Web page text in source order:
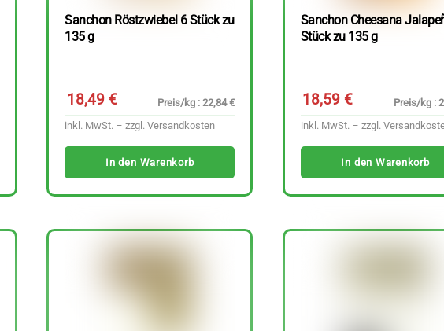
Sanchon Röstzwiebel 6 Stück zu
135 g
18,49 €
Preis/kg : 22,84 €
inkl. MwSt. – zzgl.Versandkosten
In den Warenkorb
Sanchon Cheesana
Stück zu 135 g
18,59 €
Preis/kg :
inkl. MwSt. – zzgl.
In den Warenkorb